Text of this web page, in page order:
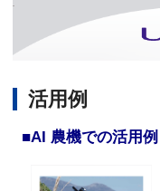
活用例
■AI 農機での活用例